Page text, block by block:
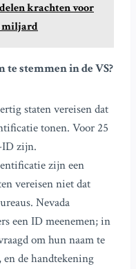
krachten voor
miljard
stemmen in de VS?
staten vereisen dat
tonen. Voor 25
ID zijn.
zijn een
vereisen niet dat
Nevada
een ID meenemen; in
om hun naam te
de handtekening